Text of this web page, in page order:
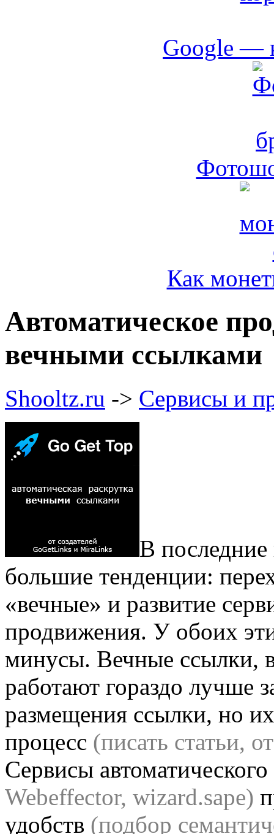
Google —
Как
Автоматическое
вечными ссылками
Shooltz.ru -> Сервисы и
В последние
большие тенденции:
«вечные» и развитие
продвижения. У обоих
минусы. Вечные ссылки,
работают гораздо лучше
размещения ссылки, но
процесс (писать статьи,
Сервисы
Webeffector, wizard.sape)
удобств (подбор